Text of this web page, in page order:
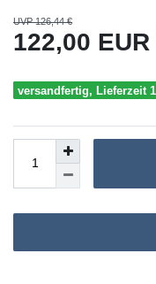
UVP 126,44 €
122,00 EUR
versandfertig, Lieferzeit